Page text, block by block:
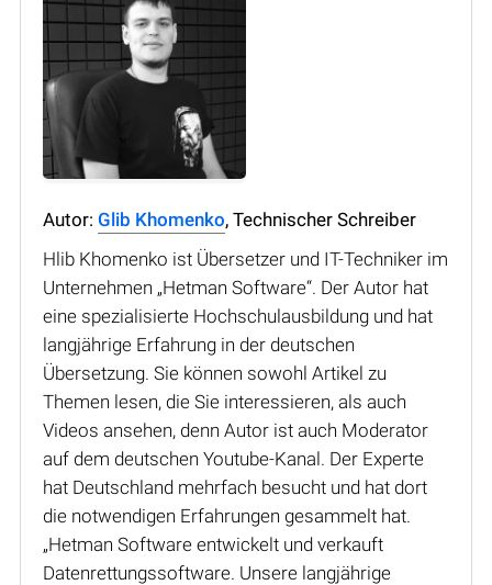
Autor: Glib Khomenko, Technischer Schreiber
Hlib Khomenko ist Übersetzer und IT-Techniker im
Unternehmen „Hetman Software“. Der Autor hat
eine spezialisierte Hochschulausbildung und hat
langjährige Erfahrung in der deutschen
Übersetzung. Sie können sowohl Artikel zu
Themen lesen, die Sie interessieren, als auch
Videos ansehen, denn Autor ist auch Moderator
auf dem deutschen Youtube-Kanal. Der Experte
hat Deutschland mehrfach besucht und hat dort
die notwendigen Erfahrungen gesammelt hat.
„Hetman Software entwickelt und verkauft
Datenrettungssoftware. Unsere langjährige